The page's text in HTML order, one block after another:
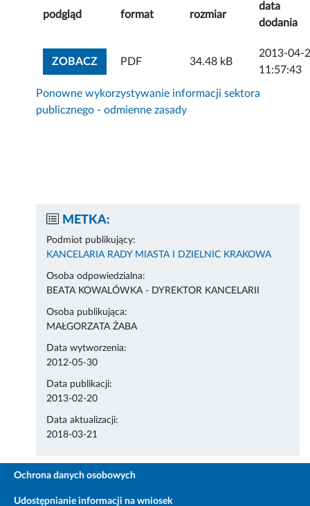
podgląd format rozmiar
data
dodania
ZOBACZZOBACZ ZAŁĄCZNIK
PDF 34.48 kB
2013-04-
11:57:43
Ponowne wykorzystywanie informacji sektora
publicznego - odmienne zasady
METKA:
Podmiot publikujący:
KANCELARIA RADY MIASTA I DZIELNIC KRAKOWA
Osoba odpowiedzialna:
BEATA KOWALÓWKA - DYREKTOR KANCELARII
Osoba publikująca:
MAŁGORZATA ŻABA
Data wytworzenia:
2012-05-30
Data publikacji:
2013-02-20
Data aktualizacji:
2018-03-21
Ochrona danych osobowych
Udostępnianie informacji na wniosek